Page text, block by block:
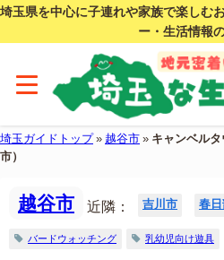
埼玉県を中心に子連れや家族で楽しむ
ー・生活情報
埼玉ガイドトップ» 越谷市 » キャンベル
市）
越谷市 近隣： 吉川市 春
バードウォッチング 乳幼児向け遊具